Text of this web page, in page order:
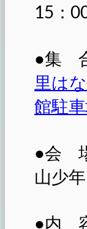
15：
●集
里は
館駐
●会
山少
●内